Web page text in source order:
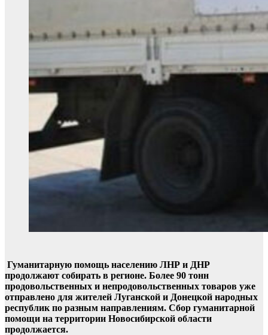
Гуманитарную помощь населению ЛНР и ДНР
продолжают собирать в регионе. Более 90 тонн
продовольственных и непродовольственных товаров уже
отправлено для жителей Луганской и Донецкой народных
республик по разным направлениям. Сбор гуманитарной
помощи на территории Новосибирской области
продолжается.